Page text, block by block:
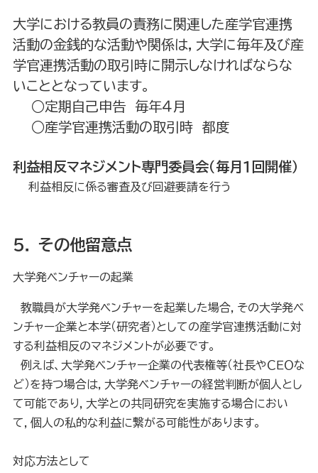
大学における教員の責務に関連した産学官連携
活動の金銭的な活動や関係は，大学に毎年及び産
学官連携活動の取引時に開示しなければならな
いこととなっています。
○定期自己申告 毎年４月
○産学官連携活動の取引時 都度
利益相反マネジメント専門委員会（毎月１回開催）
利益相反に係る審査及び回避要請を行う
５． その他留意点
大学発ベンチャーの起業
教職員が大学発ベンチャーを起業した場合，その大学発ベ
ンチャー企業と本学（研究者）としての産学官連携活動に対
する利益相反のマネジメントが必要です。
例えば、大学発ベンチャー企業の代表権等（社長やＣＥＯな
ど）を持つ場合は，大学発ベンチャーの経営判断が個人とし
て可能であり，大学との共同研究を実施する場合におい
て，個人の私的な利益に繋がる可能性があります。
対応方法として